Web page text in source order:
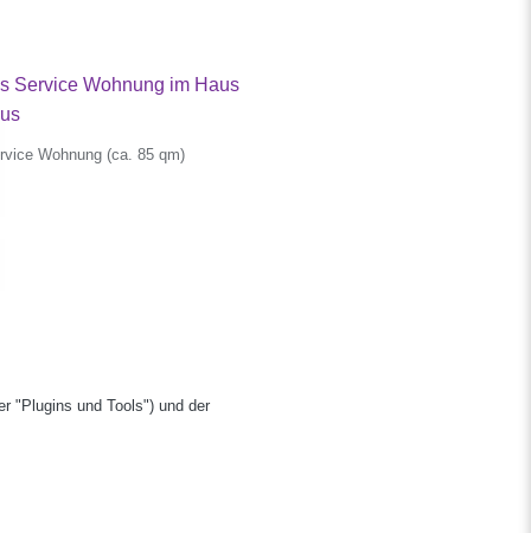
Wohnung (ca. 85 qm)
"Plugins und Tools") und der